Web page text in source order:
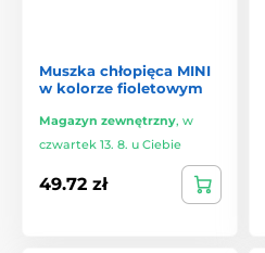
Muszka chłopięca MINI
w kolorze fioletowym
Magazyn zewnętrzny, w
czwartek 13. 8. u Ciebie
49.72 zł